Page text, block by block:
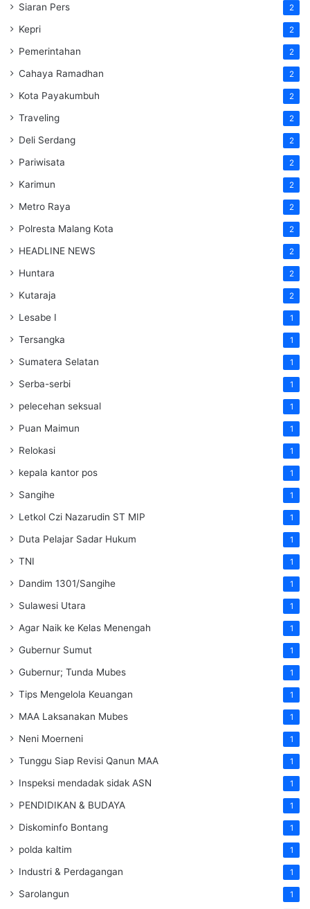
Siaran Pers 2
Kepri 2
Pemerintahan 2
Cahaya Ramadhan 2
Kota Payakumbuh 2
Traveling 2
Deli Serdang 2
Pariwisata 2
Karimun 2
Metro Raya 2
Polresta Malang Kota 2
HEADLINE NEWS 2
Huntara 2
Kutaraja 2
Lesabe I 1
Tersangka 1
Sumatera Selatan 1
Serba-serbi 1
pelecehan seksual 1
Puan Maimun 1
Relokasi 1
kepala kantor pos 1
Sangihe 1
Letkol Czi Nazarudin ST MIP 1
Duta Pelajar Sadar Hukum 1
TNI 1
Dandim 1301/Sangihe 1
Sulawesi Utara 1
Agar Naik ke Kelas Menengah 1
Gubernur Sumut 1
Gubernur; Tunda Mubes 1
Tips Mengelola Keuangan 1
MAA Laksanakan Mubes 1
Neni Moerneni 1
Tunggu Siap Revisi Qanun MAA 1
Inspeksi mendadak sidak ASN 1
PENDIDIKAN & BUDAYA 1
Diskominfo Bontang 1
polda kaltim 1
Industri & Perdagangan 1
Sarolangun 1